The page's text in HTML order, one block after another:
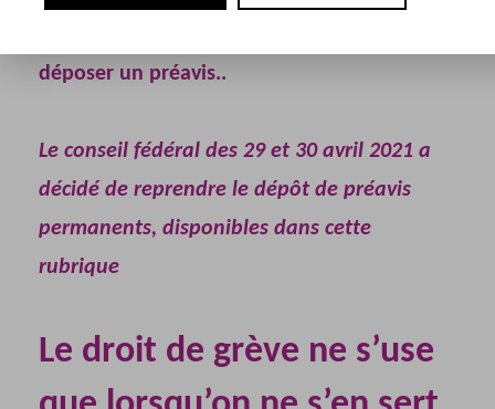
déposer un préavis..
Le conseil fédéral des 29 et 30 avril 2021 a
décidé de reprendre le dépôt de préavis
permanents, disponibles dans cette
rubrique
Le droit de grève ne s’use